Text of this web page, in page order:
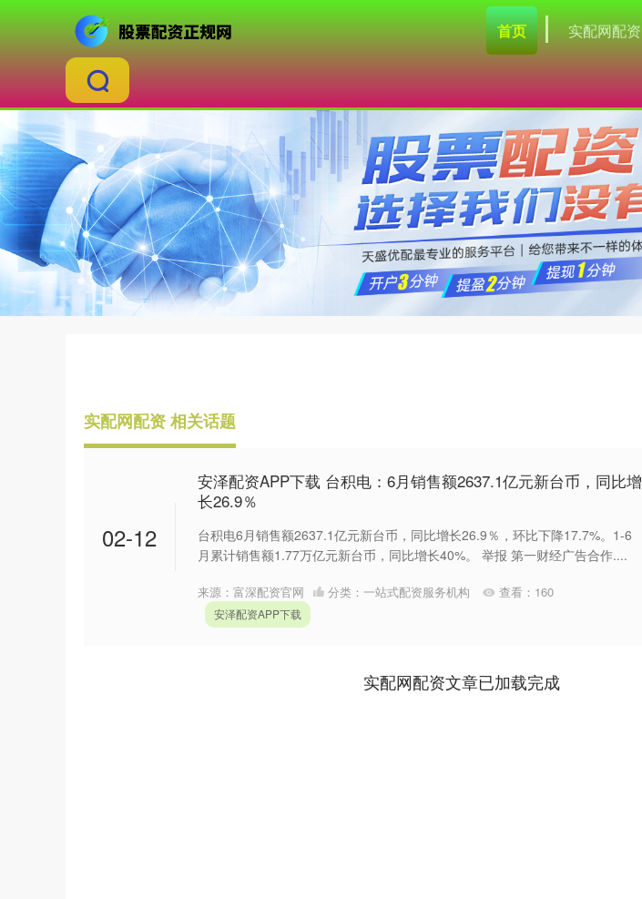
首页 实配网配资
实配网配资 相关话题
02-12
安泽配资APP下载 台积电：6月销售额2637.1亿元新台币，同比增
长26.9％
台积电6月销售额2637.1亿元新台币，同比增长26.9％，环比下降17.7%。1-6
月累计销售额1.77万亿元新台币，同比增长40%。 举报 第一财经广告合作....
来源：富深配资官网 分类： 一站式配资服务机构 查看： 160
安泽配资APP下载
实配网配资文章已加载完成